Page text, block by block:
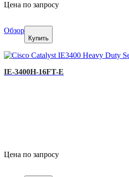
Цена по запросу
Обзор
Купить
IE-3400H-16FT-E
Цена по запросу